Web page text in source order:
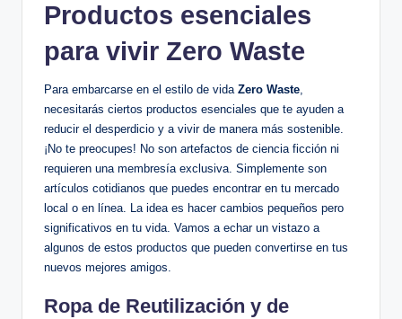
Productos esenciales
para vivir Zero Waste
Para embarcarse en el estilo de vida Zero Waste,
necesitarás ciertos productos esenciales que te ayuden a
reducir el desperdicio y a vivir de manera más sostenible.
¡No te preocupes! No son artefactos de ciencia ficción ni
requieren una membresía exclusiva. Simplemente son
artículos cotidianos que puedes encontrar en tu mercado
local o en línea. La idea es hacer cambios pequeños pero
significativos en tu vida. Vamos a echar un vistazo a
algunos de estos productos que pueden convertirse en tus
nuevos mejores amigos.
Ropa de Reutilización y de